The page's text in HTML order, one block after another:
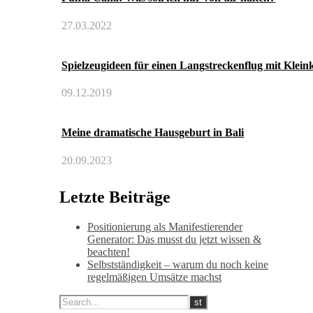
27.03.2022
Spielzeugideen für einen Langstreckenflug mit
09.12.2019
Meine dramatische Hausgeburt in Bali
20.09.2023
Letzte Beiträge
Positionierung als Manifestierender
Generator: Das musst du jetzt wissen &
beachten!
Selbstständigkeit – warum du noch keine
regelmäßigen Umsätze machst